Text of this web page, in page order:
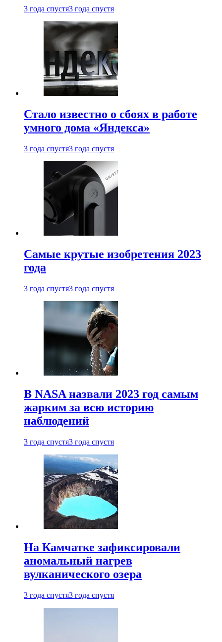
3 года спустя3 года спустя
Стало известно о сбоях в работе
умного дома «Яндекса»
3 года спустя3 года спустя
Самые крутые изобретения 2023
года
3 года спустя3 года спустя
В NASA назвали 2023 год самым
жарким за всю историю
наблюдений
3 года спустя3 года спустя
На Камчатке зафиксировали
аномальный нагрев
вулканического озера
3 года спустя3 года спустя